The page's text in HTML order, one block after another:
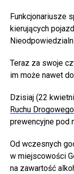
Funkcjonariusze
kierujących
Teraz za swoje
im może nawet
Dzisiaj (22
Ruchu Drogowego
prewencyjne pod
Od wczesnych
w miejscowości
na zawartość